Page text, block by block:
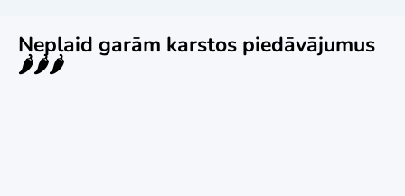
Neplaid garām karstos piedāvājumus
🌶️🌶️🌶️